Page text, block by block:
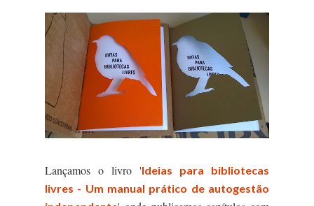
Lançamos o livro 'Ideias para bibliotecas
livres - Um manual prático de autogestão